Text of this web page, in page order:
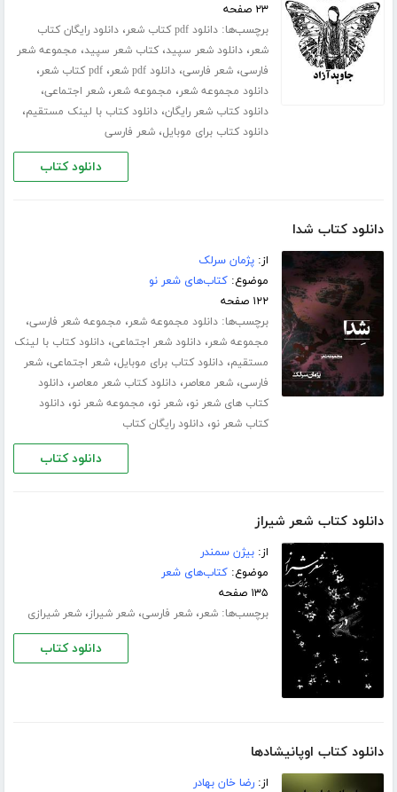
۲۳ صفحه
برچسب‌ها:دانلود pdf کتاب شعر ،دانلود رایگان کتاب
شعر،دانلود شعر سپید،کتاب شعر سپید، مجموعه شعر
فارسی،شعر فارسی،دانلود pdf شعر ،pdf کتاب شعر ،
دانلود مجموعه شعر، مجموعه شعر،شعر اجتماعی،
دانلود کتاب شعر رایگان،دانلود کتاب با لینک مستقیم،
دانلود کتاب برای موبایل،شعر فارسی
دانلود کتاب
دانلود کتاب شدا
از:پژمان سرلک
موضوع:کتاب‌های شعر نو
۱۲۲ صفحه
برچسب‌ها:دانلود مجموعه شعر، مجموعه شعر فارسی،
مجموعه شعر،دانلود شعر اجتماعی،دانلود کتاب با لینک
مستقیم،دانلود کتاب برای موبایل،شعر اجتماعی،شعر
فارسی،شعر معاصر،دانلود کتاب شعر معاصر،دانلود
کتاب های شعر نو،شعر نو، مجموعه شعر نو،دانلود
کتاب شعر نو،دانلود رایگان کتاب
دانلود کتاب
دانلود کتاب شعر شیراز
از:بیژن سمندر
موضوع:کتاب‌های شعر
۱۳۵ صفحه
برچسب‌ها:شعر،شعر فارسی،شعر شیراز،شعر شیرازی
دانلود کتاب
دانلود کتاب اوپانیشادها
از:رضا خان بهادر